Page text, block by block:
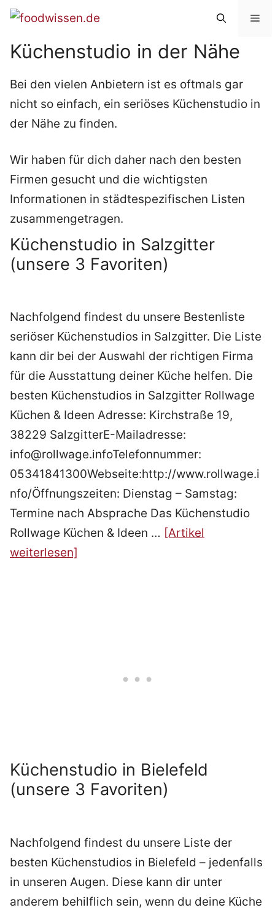
Zum
springen
Küchenstudio in der Nähe
Bei den vielen Anbietern ist es oftmals gar
nicht so einfach, ein seriöses Küchenstudio in
der Nähe zu finden.
Wir haben für dich daher nach den besten
Firmen gesucht und die wichtigsten
Informationen in städtespezifischen Listen
zusammengetragen.
Küchenstudio in Salzgitter
(unsere 3 Favoriten)
Nachfolgend findest du unsere Bestenliste
seriöser Küchenstudios in Salzgitter. Die Liste
kann dir bei der Auswahl der richtigen Firma
für die Ausstattung deiner Küche helfen. Die
besten Küchenstudios in Salzgitter Rollwage
Küchen & Ideen Adresse: Kirchstraße 19,
38229 SalzgitterE-Mailadresse:
info@rollwage.infoTelefonnummer:
05341841300Webseite:http://www.rollwage.i
nfo/Öffnungszeiten: Dienstag – Samstag:
Termine nach Absprache Das Küchenstudio
Rollwage Küchen & Ideen … [Artikel
weiterlesen]
Küchenstudio in Bielefeld
(unsere 3 Favoriten)
Nachfolgend findest du unsere Liste der
besten Küchenstudios in Bielefeld – jedenfalls
in unseren Augen. Diese kann dir unter
anderem behilflich sein, wenn du deine Küche